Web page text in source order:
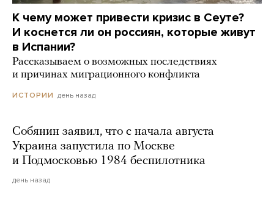
К чему может привести кризис в Сеуте?
И коснется ли он россиян, которые живут
в Испании?
Рассказываем о возможных последствиях
и причинах миграционного конфликта
ИСТОРИИ день назад
Собянин заявил, что с начала августа
Украина запустила по Москве
и Подмосковью 1984 беспилотника
день назад